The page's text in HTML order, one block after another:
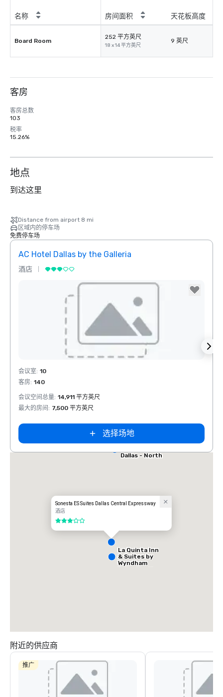
名称 房间面积 天花板高度
Board Room
252 平方英尺
18 x 14 平方英尺
9 英尺
客房
客房总数
103
税率
15.26%
地点
到达这里
Distance from airport 8 mi
区域内的停车场
免费停车场
AC Hotel Dallas by the Galleria
酒店
Removed from favorites
会议室: 10
客房: 140
会议空间总量: 14,911 平方英尺
最大的房间 : 7,500 平方英尺
选择场地
Sonesta ES Suites Dallas Central Expressway
酒店
3/5
Dallas
Galleria
La Quinta Inn
& Suites by
Wyndham
Dallas North
Extended
Dallas - North
附近的供应商
推广